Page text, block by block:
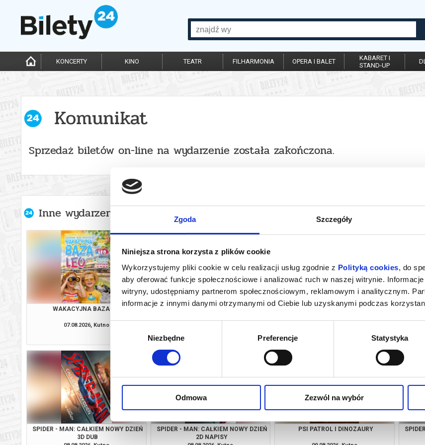
Zgoda Szczegóły
Niniejsza strona korzysta z plików cookie
Wykorzystujemy pliki cookie w celu realizacji usług zgodnie z Polityką cookies, do
aby oferować funkcje społecznościowe i analizować ruch w naszej witrynie.
witryny, udostępniamy partnerom społecznościowym, reklamowym i analitycznym.
informacje z innymi danymi otrzymanymi od Ciebie lub uzyskanymi podczas
Niezbędne Preferencje Statystyka
Odmowa Zezwól na wybór
KONCERTY KINO TEATR FILHARMONIA OPERA I BALET
KABARET I
STAND-UP
Komunikat
Sprzedaż biletów on-line na wydarzenie została zakończona.
Inne wydarzenia organizatora
WAKACYJNA BAZA LEO
07.08.2026, Kutno
PSI PATROL I DINOZAURY
kup bilet
SPIDER - MAN: CAŁKIEM NOWY DZIEŃ
kup bilet
SPIDER - MAN: CAŁKIEM NOWY DZIEŃ
3D DUB
SPIDER - MAN: CAŁKIEM NOWY DZIEŃ
2D NAPISY
PSI PATROL I DINOZAURY